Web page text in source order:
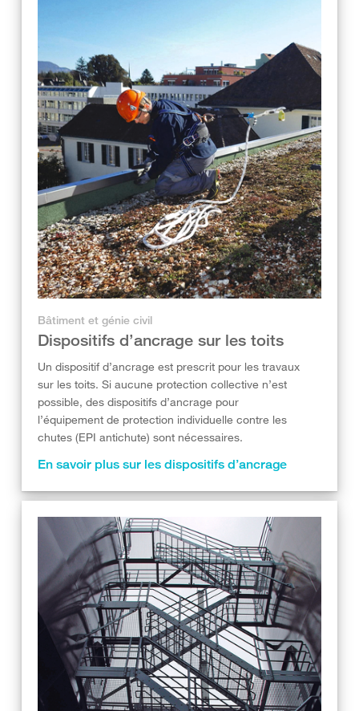
Bâtiment et génie civil
Dispositifs d’ancrage sur les toits
Un dispositif d’ancrage est prescrit pour les travaux
sur les toits. Si aucune protection collective n’est
possible, des dispositifs d’ancrage pour
l’équipement de protection individuelle contre les
chutes (EPI antichute) sont nécessaires.
En savoir plus sur les dispositifs d’ancrage